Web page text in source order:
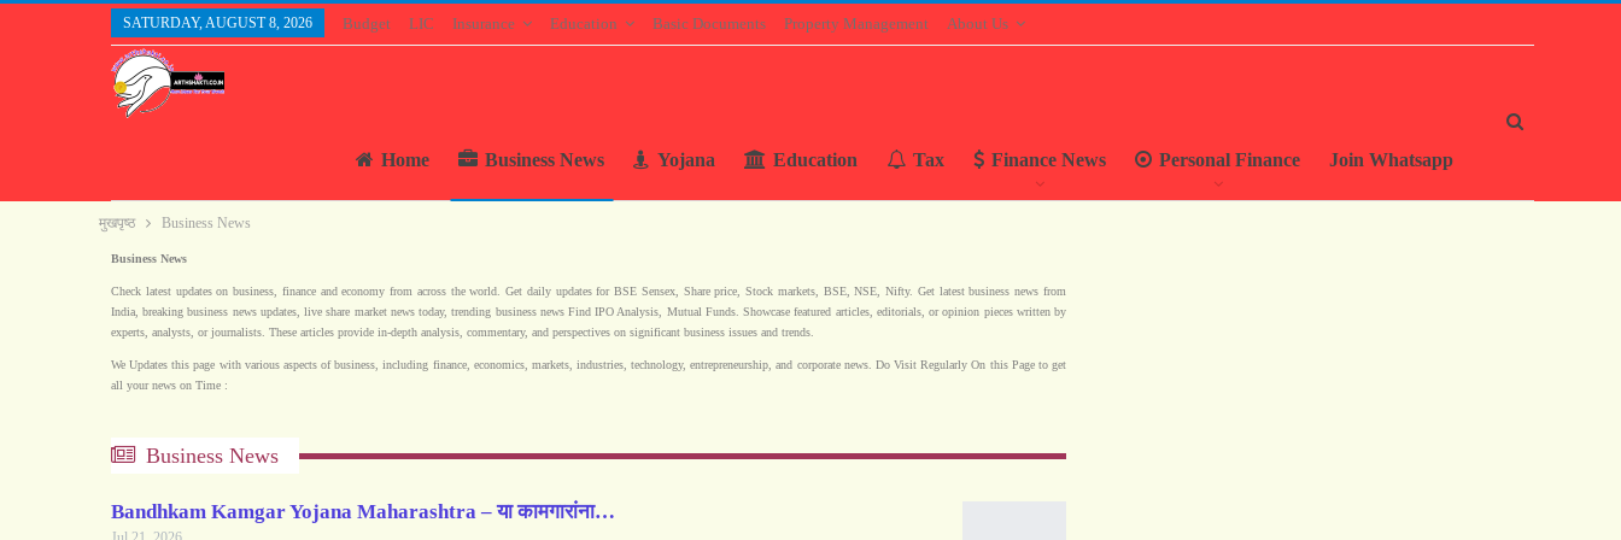
SATURDAY, AUGUST 8, 2026 Budget LIC Insurance Education Basic Documents Property Management About Us
Home Business News Yojana Education Tax Finance News Personal Finance Join Whatsapp
मुखपृष्ठ Business News
Business News
Check latest updates on business, finance and economy from across the world. Get daily updates for BSE Sensex, Share price, Stock markets, BSE, NSE, Nifty. Get latest business news from
India, breaking business news updates, live share market news today, trending business news Find IPO Analysis, Mutual Funds. Showcase featured articles, editorials, or opinion pieces written by
experts, analysts, or journalists. These articles provide in-depth analysis, commentary, and perspectives on significant business issues and trends.
We Updates this page with various aspects of business, including finance, economics, markets, industries, technology, entrepreneurship, and corporate news. Do Visit Regularly On this Page to get
all your news on Time :
Business News
Bandhkam Kamgar Yojana Maharashtra – या कामगारांना…